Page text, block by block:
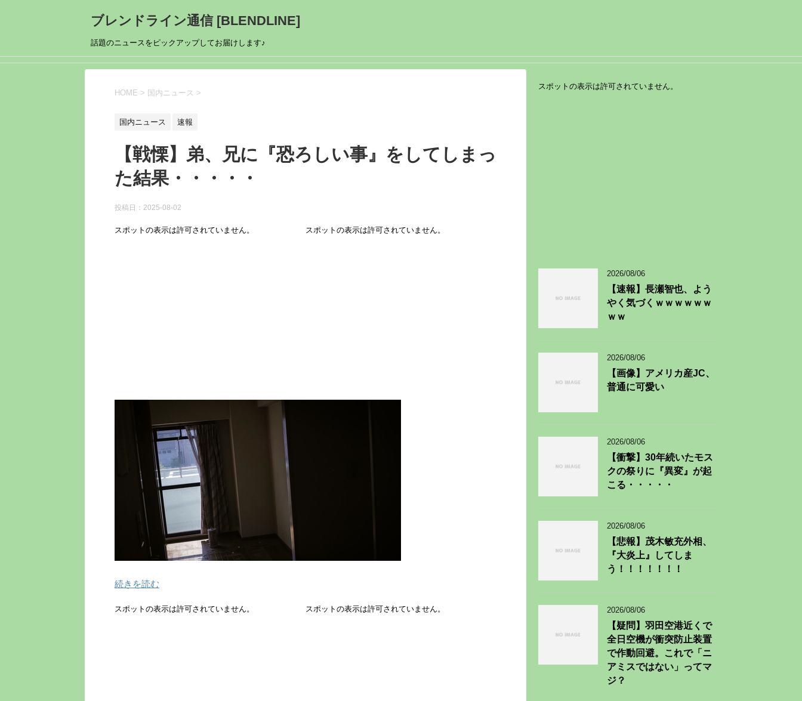
ブレンドライン通信 [BLENDLINE]
話題のニュースをピックアップしてお届けします♪
HOME > 国内ニュース >
国内ニュース 速報
【戦慄】弟、兄に『恐ろしい事』をしてしまっ
た結果・・・・・
投稿日： 2025-08-02
続きを読む
2026/08/06
【速報】長瀬智也、よう
やく気づくｗｗｗｗｗｗ
ｗｗ
2026/08/06
【画像】アメリカ産JC、
普通に可愛い
2026/08/06
【衝撃】30年続いたモス
クの祭りに『異変』が起
こる・・・・・
2026/08/06
【悲報】茂木敏充外相、
『大炎上』してしま
う！！！！！！！
2026/08/06
【疑問】羽田空港近くで
全日空機が衝突防止装置
で作動回避。これで「ニ
アミスではない」ってマ
ジ？